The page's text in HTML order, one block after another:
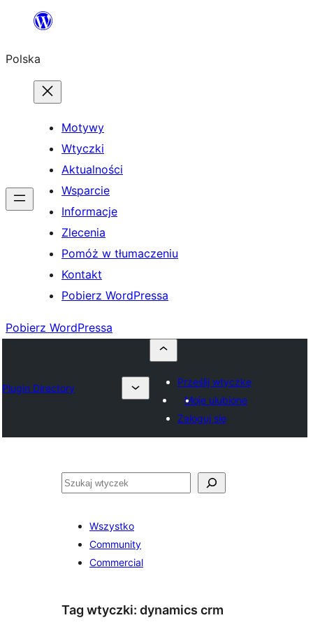
Przejdź
treści
Polska
Motywy
Wtyczki
Aktualności
Wsparcie
Informacje
Zlecenia
Pomóż w tłumaczeniu
Kontakt
Pobierz WordPressa
Pobierz WordPressa
Plugin Directory
Prześlij wtyczkę
Moje ulubione
Zaloguj się
Szukaj
Wszystko
Community
Commercial
Tag wtyczki: dynamics crm